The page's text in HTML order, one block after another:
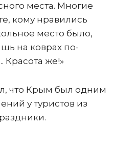
места. Многие
кому нравились
место было,
на коврах по-
Красота же!»
что Крым был одним
у туристов из